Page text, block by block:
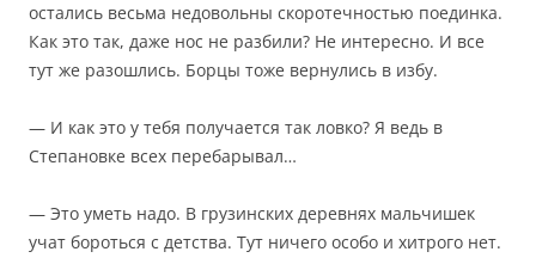
остались весьма недовольны скоротечностью поединка.
Как это так, даже нос не разбили? Не интересно. И все
тут же разошлись. Борцы тоже вернулись в избу.
— И как это у тебя получается так ловко? Я ведь в
Степановке всех перебарывал…
— Это уметь надо. В грузинских деревнях мальчишек
учат бороться с детства. Тут ничего особо и хитрого нет.